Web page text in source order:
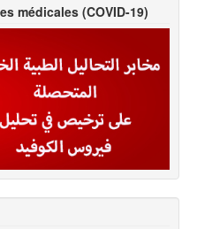
médicales (COVID-19)